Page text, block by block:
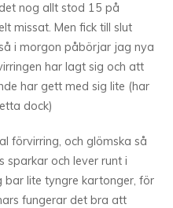
nog allt stod 15 på
missat. Men fick till slut
i morgon påbörjar jag nya
har lagt sig och att
har gett med sig lite (har
dock)
förvirring, och glömska så
sparkar och lever runt i
bar lite tyngre kartonger, för
fungerar det bra att